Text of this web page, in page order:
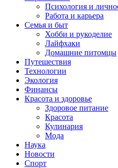
Психология и
Работа и карьера
Семья и быт
Хобби и рукоделие
Лайфхаки
Домашние питомцы
Путешествия
Технологии
Экология
Финансы
Красота и здоровье
Здоровое питание
Красота
Кулинария
Мода
Наука
Новости
Спорт